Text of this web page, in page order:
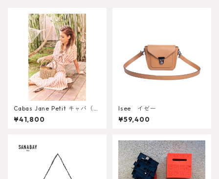
Cabas Jane Petit キャバ（ト
ートバッグ）ジェーン ミニ
サイズ
¥41,800
Isee イゼー
¥59,400